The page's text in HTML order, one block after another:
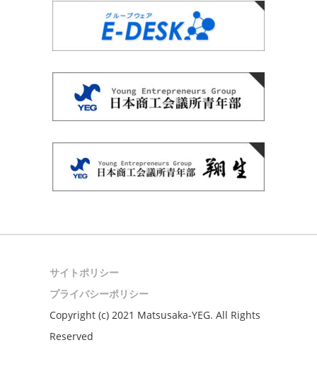
サイトポリシー
プライバシーポリシー
Copyright (c) 2021 Matsusaka-YEG. All Rights
Reserved